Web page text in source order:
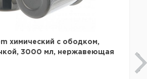
химический с ободком,
3000 мл, нержавеющая